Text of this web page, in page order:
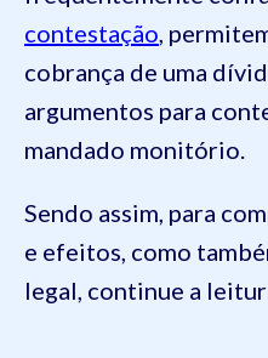
contestação ,
cobrança de uma
argumentos para
mandado monitório.
Sendo assim, para
e efeitos, como
legal, continue a